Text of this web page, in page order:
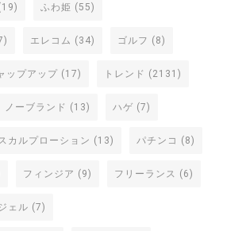
ふわ姫 (55)
エレコム (34) ゴルフ (8)
ップアップ (17) トレンド (2131)
ノーブランド (13) ハゲ (7)
カルプローション (13) パチンコ (8)
フィンジア (9) フリーランス (6)
ェル (7)